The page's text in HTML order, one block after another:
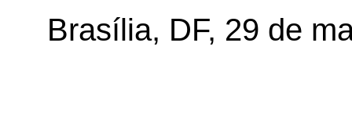
Brasília, DF, 29 de